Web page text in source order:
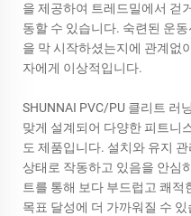
을 제공하여 트레드밀에서 걷
동할 수 있습니다. 숙련된 운
을 막 시작하셨는지에 관계없
자에게 이상적입니다.
SHUNNAI PVC/PU 클리트 러
맞게 설계되어 다양한 피트니
도 제품입니다. 설치와 유지
상태로 작동하고 있음을 안심
트를 통해 보다 부드럽고 쾌적
목표 달성에 더 가까워질 수 있